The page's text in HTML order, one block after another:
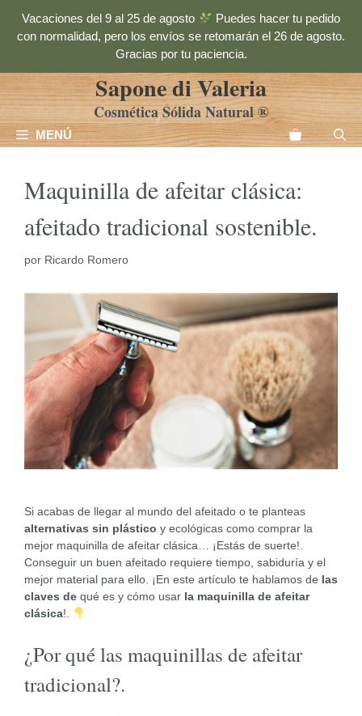
contenido
Vacaciones del 9 al 25 de agosto
Puedes hacer tu pedido
con normalidad, pero los envíos se retomarán el 26 de agosto.
Gracias por tu paciencia.
Sapone di Valeria
Cosmética Sólida Natural ®
MENÚ
Maquinilla de afeitar clásica:
afeitado tradicional sostenible.
por Ricardo Romero
Si acabas de llegar al mundo del afeitado o te planteas
alternativas sin plástico y ecológicas como comprar la
mejor maquinilla de afeitar clásica… ¡Estás de suerte!.
Conseguir un buen afeitado requiere tiempo, sabiduría y el
mejor material para ello. ¡En este artículo te hablamos de las
claves de qué es y cómo usar la maquinilla de afeitar
clásica!.
¿Por qué las maquinillas de afeitar
tradicional?.